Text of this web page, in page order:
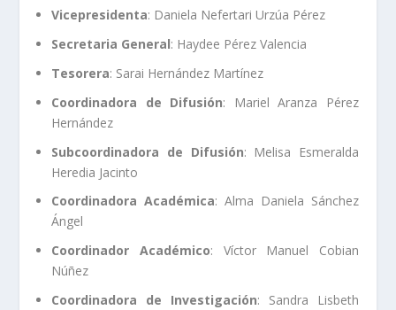
Vicepresidenta: Daniela Nefertari Urzúa Pérez
Secretaria General: Haydee Pérez Valencia
Tesorera: Sarai Hernández Martínez
Coordinadora de Difusión: Mariel Aranza Pérez
Hernández
Subcoordinadora de Difusión: Melisa Esmeralda
Heredia Jacinto
Coordinadora Académica: Alma Daniela Sánchez
Ángel
Coordinador Académico: Víctor Manuel Cobian
Núñez
Coordinadora de Investigación: Sandra Lisbeth